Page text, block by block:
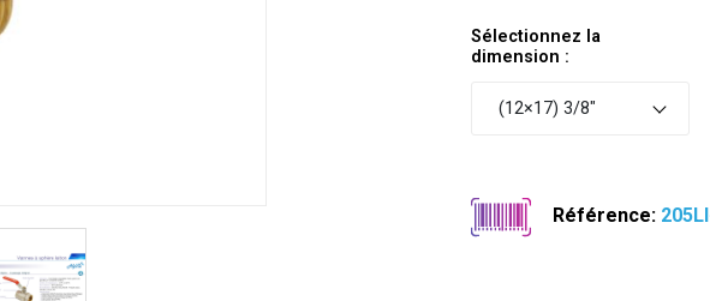
Sélectionnez la
dimension :
(12×17) 3/8"
Référence: